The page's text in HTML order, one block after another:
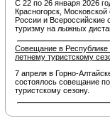
С 22 по 26 января 2026
Красногорск,
России и Всероссийские
туризму на лыжных
Совещание в Республике
летнему туристскому
7 апреля в Горно-
состоялось совещание
туристскому сезону.